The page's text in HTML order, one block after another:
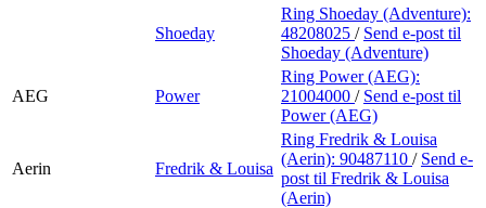
Shoeday
Ring Shoeday (Adventure):
48208025 / Send e-post til
Shoeday (Adventure)
AEG Power
Ring Power (AEG):
21004000 / Send e-post til
Power (AEG)
Aerin Fredrik & Louisa
Ring Fredrik & Louisa
(Aerin): 90487110 / Send e-
post til Fredrik & Louisa
(Aerin)